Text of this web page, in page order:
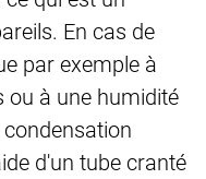
En cas de
par exemple à
ou à une humidité
d'un tube cranté